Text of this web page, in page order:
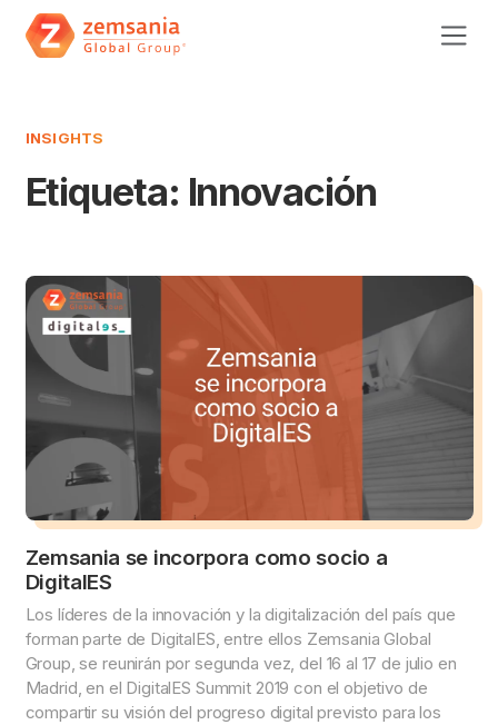
INSIGHTS
Etiqueta: Innovación
Zemsania se incorpora como socio a
DigitalES
Los líderes de la innovación y la digitalización del país que
forman parte de DigitalES, entre ellos Zemsania Global
Group, se reunirán por segunda vez, del 16 al 17 de julio en
Madrid, en el DigitalES Summit 2019 con el objetivo de
compartir su visión del progreso digital previsto para los